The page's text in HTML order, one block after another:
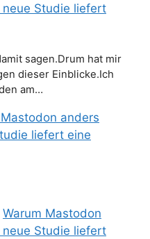
neue Studie liefert
sagen.Drum hat mir
dieser Einblicke.Ich
am…
anders
liefert eine
Warum Mastodon
neue Studie liefert